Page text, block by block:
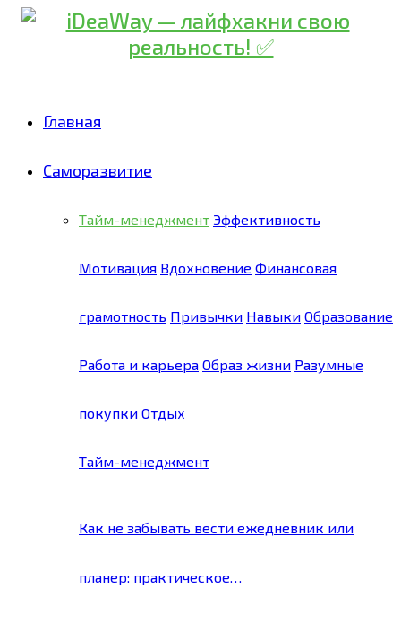
Главная
Саморазвитие
Тайм-менеджмент Эффективность
Мотивация Вдохновение Финансовая
грамотность Привычки Навыки Образование
Работа и карьера Образ жизни Разумные
покупки Отдых
Тайм-менеджмент
Как не забывать вести ежедневник или
планер: практическое…